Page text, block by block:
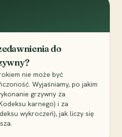
do
nie może być
Wyjaśniamy, po jakim
grzywny za
karnego) i za
wykroczeń), jak liczy się